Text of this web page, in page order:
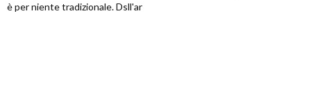
è per niente tradizionale. Dsll'ar